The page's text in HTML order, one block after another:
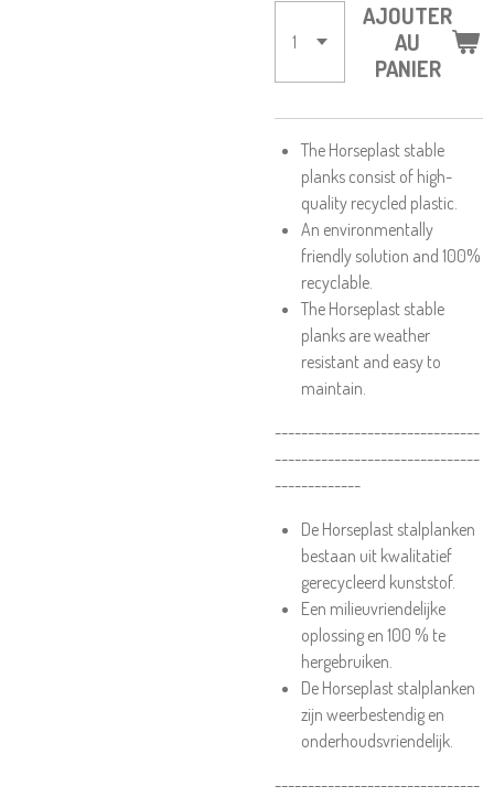
AJOUTER
AU
PANIER
The Horseplast stable
planks consist of high-
quality recycled plastic.
An environmentally
friendly solution and 100%
recyclable.
The Horseplast stable
planks are weather
resistant and easy to
maintain.
-------------------------------
-------------------------------
-------------
De Horseplast stalplanken
bestaan uit kwalitatief
gerecycleerd kunststof.
Een milieuvriendelijke
oplossing en 100 % te
hergebruiken.
De Horseplast stalplanken
zijn weerbestendig en
onderhoudsvriendelijk.
-------------------------------